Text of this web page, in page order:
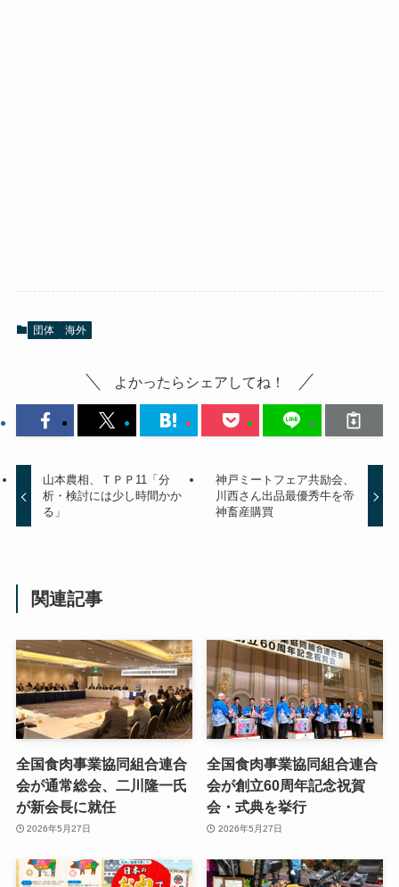
団体 海外
よかったらシェアしてね！
山本農相、ＴＰＰ11「分
析・検討には少し時間かか
る」
神戸ミートフェア共励会、
川西さん出品最優秀牛を帝
神畜産購買
関連記事
全国食肉事業協同組合連合
会が通常総会、二川隆一氏
が新会長に就任
2026年5月27日
全国食肉事業協同組合連合
会が創立60周年記念祝賀
会・式典を挙行
2026年5月27日